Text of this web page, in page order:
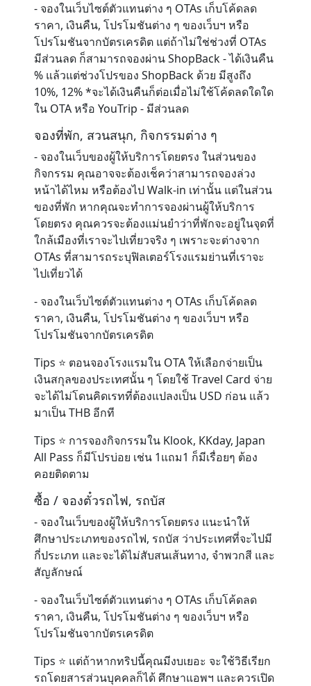
- จองในเว็บไซต์ตัวแทนต่าง ๆ OTAs เก็บโค้ดลด
ราคา, เงินคืน, โปรโมชันต่าง ๆ ของเว็บฯ หรือ
โปรโมชันจากบัตรเครดิต แต่ถ้าไม่ใช่ช่วงที่ OTAs
มีส่วนลด ก็สามารถจองผ่านShopBack - ได้เงินคืน
% แล้วแต่ช่วงโปรของ ShopBack ด้วย มีสูงถึง
10%, 12% *จะได้เงินคืนก็ต่อเมื่อไม่ใช้โค้ดลดใดใด
ใน OTA หรือ YouTrip - มีส่วนลด
จองที่พัก, สวนสนุก, กิจกรรมต่าง ๆ
- จองในเว็บของผู้ให้บริการโดยตรง ในส่วนของ
กิจกรรม คุณอาจจะต้องเช็คว่าสามารถจองล่วง
หน้าได้ไหม หรือต้องไป Walk-in เท่านั้น แต่ในส่วน
ของที่พัก หากคุณจะทำการจองผ่านผู้ให้บริการ
โดยตรง คุณควรจะต้องแม่นยำว่าที่พักจะอยู่ในจุดที่
ใกล้เมืองที่เราจะไปเที่ยวจริง ๆ เพราะจะต่างจาก
OTAs ที่สามารถระบุฟิลเตอร์โรงแรมย่านที่เราจะ
ไปเที่ยวได้
- จองในเว็บไซต์ตัวแทนต่าง ๆ OTAs เก็บโค้ดลด
ราคา, เงินคืน, โปรโมชันต่าง ๆ ของเว็บฯ หรือ
โปรโมชันจากบัตรเครดิต
Tips ⭐️ ตอนจองโรงแรมใน OTA ให้เลือกจ่ายเป็น
เงินสกุลของประเทศนั้น ๆ โดยใช้ Travel Card จ่าย
จะได้ไม่โดนคิดเรทที่ต้องแปลงเป็น USD ก่อน แล้ว
มาเป็น THB อีกที
Tips ⭐️ การจองกิจกรรมใน Klook, KKday, Japan
All Pass ก็มีโปรบ่อย เช่น 1แถม1 ก็มีเรื่อยๆ ต้อง
คอยติดตาม
ซื้อ / จองตั๋วรถไฟ, รถบัส
- จองในเว็บของผู้ให้บริการโดยตรง แนะนำให้
ศึกษาประเภทของรถไฟ, รถบัส ว่าประเทศที่จะไปมี
กี่ประเภท และจะได้ไม่สับสนเส้นทาง, จำพวกสี และ
สัญลักษณ์
- จองในเว็บไซต์ตัวแทนต่าง ๆ OTAs เก็บโค้ดลด
ราคา, เงินคืน, โปรโมชันต่าง ๆ ของเว็บฯ หรือ
โปรโมชันจากบัตรเครดิต
Tips ⭐️ แต่ถ้าหากทริปนี้คุณมีงบเยอะ จะใช้วิธีเรียก
รถโดยสารส่วนบุคคลก็ได้ ศึกษาแอพฯ และควรเปิด